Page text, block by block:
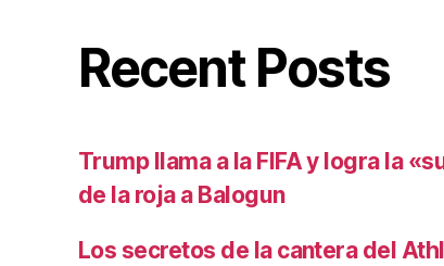
Recent Posts
Trump llama a la FIFA y logra la
de la roja a Balogun
Los secretos de la cantera del